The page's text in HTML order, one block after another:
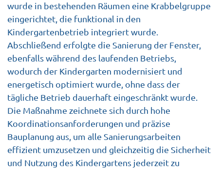
wurde in bestehenden Räumen eine Krabbelgruppe
eingerichtet, die funktional in den
Kindergartenbetrieb integriert wurde.
Abschließend erfolgte die Sanierung der Fenster,
ebenfalls während des laufenden Betriebs,
wodurch der Kindergarten modernisiert und
energetisch optimiert wurde, ohne dass der
tägliche Betrieb dauerhaft eingeschränkt wurde.
Die Maßnahme zeichnete sich durch hohe
Koordinationsanforderungen und präzise
Bauplanung aus, um alle Sanierungsarbeiten
effizient umzusetzen und gleichzeitig die Sicherheit
und Nutzung des Kindergartens jederzeit zu